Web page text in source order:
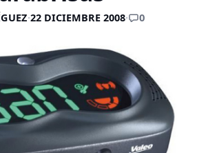
·22 DICIEMBRE 2008· 0